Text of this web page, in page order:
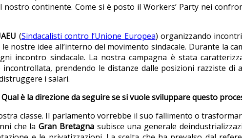
continente. Come si è posto il Workers’ Party nei
(Sindacalisti contro l’Unione Europea) organizzando
nostre idee all’interno del movimento sindacale. Durante la
incontro sindacale. La nostra campagna è stata
incontrollata, prendendo le distanze dalle posizioni razziste
i salari.
è la direzione da seguire se si vuole sviluppare questo
classe. Il parlamento vorrebbe il suo fallimento o
che laGran Bretagna subisce una generale